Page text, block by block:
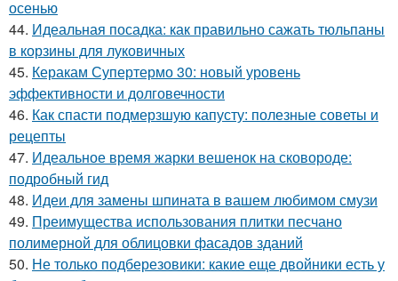
осенью
44. Идеальная посадка: как правильно сажать тюльпаны
в корзины для луковичных
45. Керакам Супертермо 30: новый уровень
эффективности и долговечности
46. Как спасти подмерзшую капусту: полезные советы и
рецепты
47. Идеальное время жарки вешенок на сковороде:
подробный гид
48. Идеи для замены шпината в вашем любимом смузи
49. Преимущества использования плитки песчано
полимерной для облицовки фасадов зданий
50. Не только подберезовики: какие еще двойники есть у